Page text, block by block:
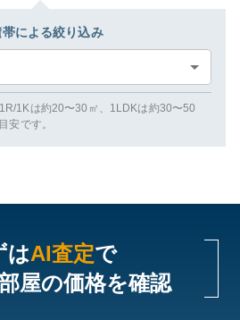
による絞り込み
1Kは約20〜30㎡、1LDKは約30〜50
安です。
はAI査定で
屋の価格を確認